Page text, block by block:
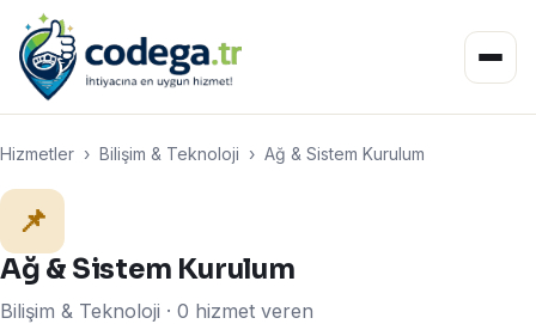
Hizmetler › Bilişim & Teknoloji › Ağ & Sistem Kurulum
📌
Ağ & Sistem Kurulum
Bilişim & Teknoloji · 0 hizmet veren